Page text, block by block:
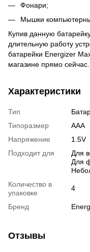
Фонари;
Мышки
Купив данную
длительную работу
батарейки Energizer
магазине прямо сейчас.
Характеристики
Тип
Типоразмер
AAA
Напряжение
1.5V
Подходит для
Для
Для
Количество в
упаковке
4
Бренд
Отзывы